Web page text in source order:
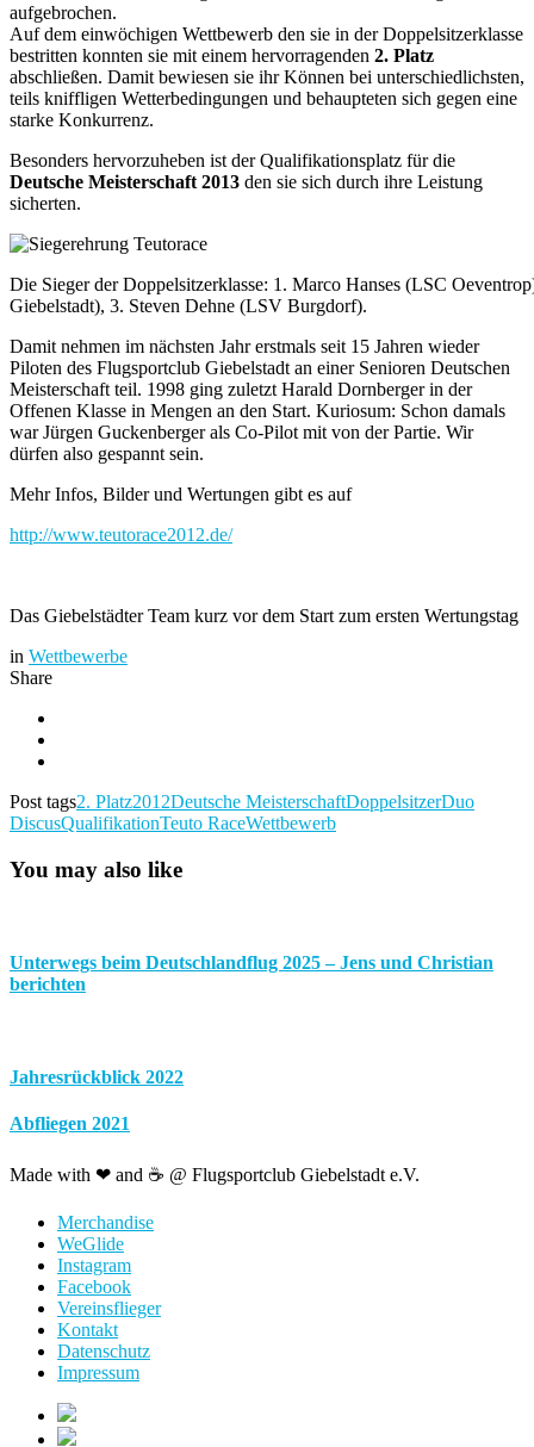
aufgebrochen.
Auf dem einwöchigen Wettbewerb den sie in der Doppelsitzerklasse
bestritten konnten sie mit einem hervorragenden 2. Platz
abschließen. Damit bewiesen sie ihr Können bei unterschiedlichsten,
teils kniffligen Wetterbedingungen und behaupteten sich gegen eine
starke Konkurrenz.
Besonders hervorzuheben ist der Qualifikationsplatz für die
Deutsche Meisterschaft 2013 den sie sich durch ihre Leistung
sicherten.
Die Sieger der Doppelsitzerklasse: 1. Marco Hanses (LSC
Giebelstadt), 3. Steven Dehne (LSV Burgdorf).
Damit nehmen im nächsten Jahr erstmals seit 15 Jahren wieder
Piloten des Flugsportclub Giebelstadt an einer Senioren Deutschen
Meisterschaft teil. 1998 ging zuletzt Harald Dornberger in der
Offenen Klasse in Mengen an den Start. Kuriosum: Schon damals
war Jürgen Guckenberger als Co-Pilot mit von der Partie. Wir
dürfen also gespannt sein.
Mehr Infos, Bilder und Wertungen gibt es auf
http://www.teutorace2012.de/
Das Giebelstädter Team kurz vor dem Start zum ersten Wertungstag
in Wettbewerbe
Share
Post tags2. Platz2012Deutsche MeisterschaftDoppelsitzerDuo
DiscusQualifikationTeuto RaceWettbewerb
You may also like
Unterwegs beim Deutschlandflug 2025 – Jens und Christian
berichten
Jahresrückblick 2022
Abfliegen 2021
Made with ❤ and ☕️ @ Flugsportclub Giebelstadt e.V.
Merchandise
WeGlide
Instagram
Facebook
Vereinsflieger
Kontakt
Datenschutz
Impressum